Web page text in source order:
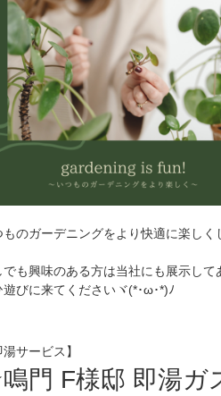
ものガーデニングをより快適に楽しく
でも興味のある方は当社にも展示して
遊びに来てくださいヾ(*･ω･*)ﾉ
サービス】
門 F様邸 即湯ガ